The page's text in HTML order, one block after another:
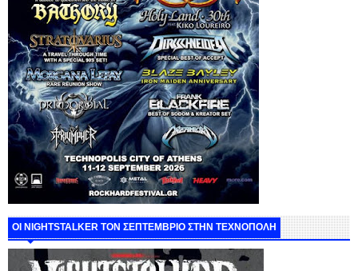
ΟΙ NIGHTSTALKER ΤΟΝ ΣΕΠΤΕΜΒΡΙΟ ΣΤΗΝ ΤΕΧΝΟΠΟΛΗ